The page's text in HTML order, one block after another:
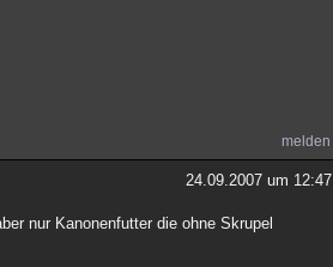
melden
24.09.2007 um 12:47
nur Kanonenfutter die ohne Skrupel